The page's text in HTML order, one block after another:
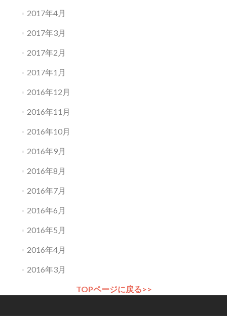
2017年4月
2017年3月
2017年2月
2017年1月
2016年12月
2016年11月
2016年10月
2016年9月
2016年8月
2016年7月
2016年6月
2016年5月
2016年4月
2016年3月
TOPページに戻る>>